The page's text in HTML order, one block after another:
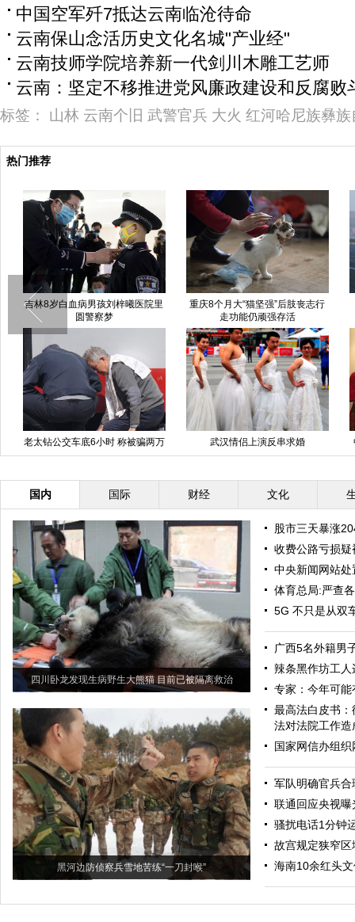
中国空军歼7抵达云南临沧待命
云南保山念活历史文化名城"产业经"
云南技师学院培养新一代剑川木雕工艺师
云南：坚定不移推进党风廉政建设和反腐败
标签： 山林 云南个旧 武警官兵 大火 红河哈尼族彝族
热门推荐
吉林8岁白血病男孩刘梓曦医院里
圆警察梦
重庆8个月大“猫坚强”后肢丧志行
走功能仍顽强存活
老太钻公交车底6小时 称被骗两万
元
武汉情侣上演反串求婚
国内 国际 财经 文化
四川卧龙发现生病野生大熊猫 目前已被隔离救治
黑河边防侦察兵雪地苦练“一刀封喉”
股市三天暴涨
收费公路亏损
中央新闻网站
体育总局:严查
5G 不只是从双
广西5名外籍男
辣条黑作坊工
专家：今年可
最高法白皮书
法对法院工作
国家网信办组
军队明确官兵合
联通回应央视
骚扰电话1分钟
故宫规定狭窄
海南10余红头